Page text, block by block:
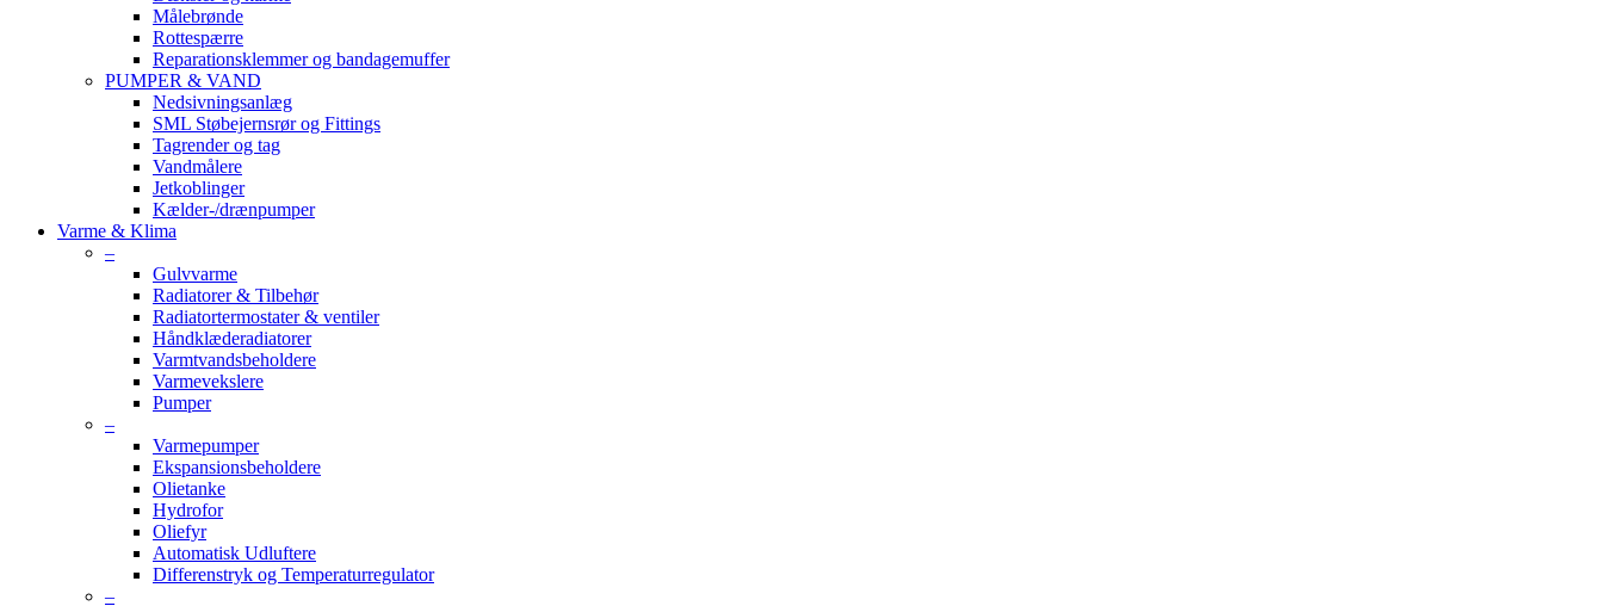
Målebrønde
Rottespærre
Reparationsklemmer og bandagemuffer
PUMPER & VAND
Nedsivningsanlæg
SML Støbejernsrør og Fittings
Tagrender og tag
Vandmålere
Jetkoblinger
Kælder-/drænpumper
Varme & Klima
–
Gulvvarme
Radiatorer & Tilbehør
Radiatortermostater & ventiler
Håndklæderadiatorer
Varmtvandsbeholdere
Varmevekslere
Pumper
–
Varmepumper
Ekspansionsbeholdere
Olietanke
Hydrofor
Oliefyr
Automatisk Udluftere
Differenstryk og Temperaturregulator
–